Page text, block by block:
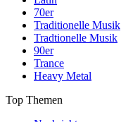
70er
Traditionelle Musik
Tradtionelle Musik
90er
Trance
Heavy Metal
Top Themen